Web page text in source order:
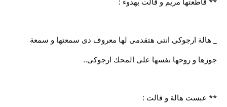
_ هالة ارجوكى انتى هتقدمى لها معروف دى سمعتها و سمعة
جوزها و روحها نفسها على المحك ارجوكى..
** عبست هالة و قالت :